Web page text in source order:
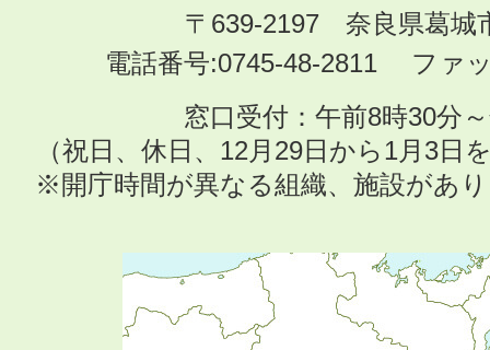
〒639-2197 奈良県葛城
電話番号:0745-48-2811 ファ
窓口受付：午前8時30分
（祝日、休日、12月29日から1月3日
※開庁時間が異なる組織、施設があ